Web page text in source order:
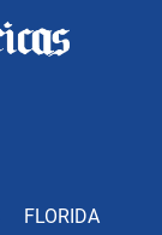
FLORIDA